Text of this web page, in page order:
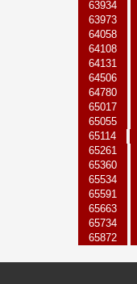
63934
63973
64058
64108
64131
64506
64780
65017
65055
65114
65261
65360
65534
65591
65663
65734
65872